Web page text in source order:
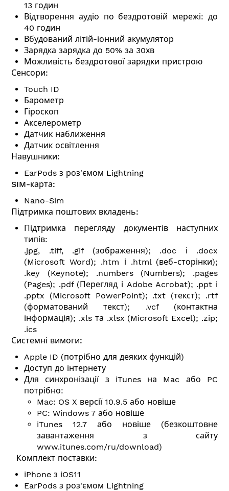
13 годин
Відтворення аудіо по бездротовій мережі: до
40 годин
Вбудований літій-іонний акумулятор
Зарядка зарядка до 50% за 30хв
Можливість бездротової зарядки пристрою
Сенсори:
Touch ID
Барометр
Гіроскоп
Акселерометр
Датчик наближення
Датчик освітлення
Навушники:
EarPods з роз'ємом Lightning
SIM-карта:
Nano-Sim
Підтримка поштових вкладень:
Підтримка перегляду документів наступних
типів:
.jpg, .tiff, .gif (зображення); .doc і .docx
(Microsoft Word); .htm і .html (веб-сторінки);
.key (Keynote); .numbers (Numbers); .pages
(Pages); .pdf (Перегляд і Adobe Acrobat); .ppt і
.pptx (Microsoft PowerPoint); .txt (текст); .rtf
(форматований текст); .vcf (контактна
інформація); .xls та .xlsx (Microsoft Excel); .zip;
.ics
Системні вимоги:
Apple ID (потрібно для деяких функцій)
Доступ до інтернету
Для синхронізації з iTunes на Mac або PC
потрібно:
Mac: OS X версії 10.9.5 або новіше
PC: Windows 7 або новіше
iTunes 12.7 або новіше (безкоштовне
завантаження з сайту
www.itunes.com/ru/download)
Комплект поставки:
iPhone з iOS11
EarPods з роз'ємом Lightning